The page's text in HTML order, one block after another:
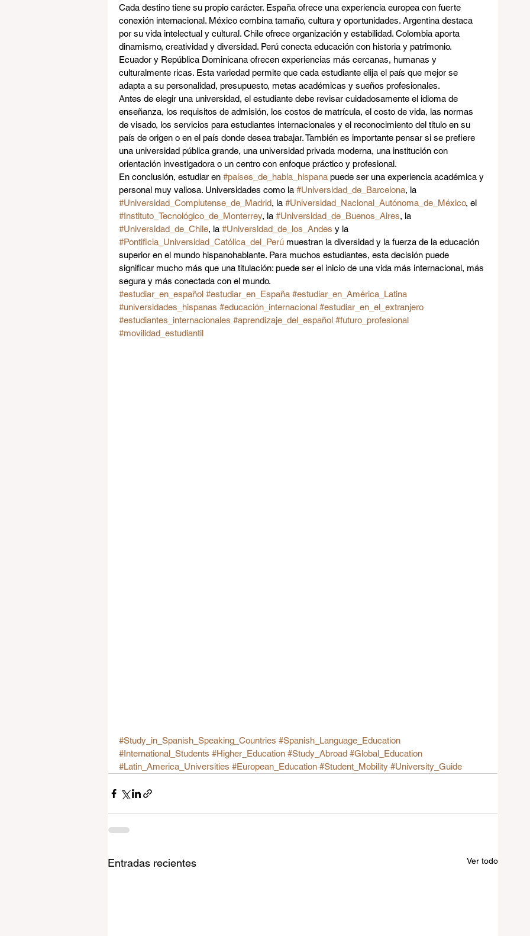
Cada destino tiene su propio carácter. España ofrece una experiencia europea con fuerte
conexión internacional. México combina tamaño, cultura y oportunidades. Argentina destaca
por su vida intelectual y cultural. Chile ofrece organización y estabilidad. Colombia aporta
dinamismo, creatividad y diversidad. Perú conecta educación con historia y patrimonio.
Ecuador y República Dominicana ofrecen experiencias más cercanas, humanas y
culturalmente ricas. Esta variedad permite que cada estudiante elija el país que mejor se
adapta a su personalidad, presupuesto, metas académicas y sueños profesionales.
Antes de elegir una universidad, el estudiante debe revisar cuidadosamente el idioma de
enseñanza, los requisitos de admisión, los costos de matrícula, el costo de vida, las normas
de visado, los servicios para estudiantes internacionales y el reconocimiento del título en su
país de origen o en el país donde desea trabajar. También es importante pensar si se prefiere
una universidad pública grande, una universidad privada moderna, una institución con
orientación investigadora o un centro con enfoque práctico y profesional.
En conclusión, estudiar en #países_de_habla_hispana puede ser una experiencia académica y
personal muy valiosa. Universidades como la #Universidad_de_Barcelona, la
#Universidad_Complutense_de_Madrid, la #Universidad_Nacional_Autónoma_de_México, el
#Instituto_Tecnológico_de_Monterrey, la #Universidad_de_Buenos_Aires, la
#Universidad_de_Chile, la #Universidad_de_los_Andes y la
#Pontificia_Universidad_Católica_del_Perú muestran la diversidad y la fuerza de la educación
superior en el mundo hispanohablante. Para muchos estudiantes, esta decisión puede
significar mucho más que una titulación: puede ser el inicio de una vida más internacional, más
segura y más conectada con el mundo.
#estudiar_en_español #estudiar_en_España #estudiar_en_América_Latina
#universidades_hispanas #educación_internacional #estudiar_en_el_extranjero
#estudiantes_internacionales #aprendizaje_del_español #futuro_profesional
#movilidad_estudiantil
#Study_in_Spanish_Speaking_Countries #Spanish_Language_Education
#International_Students #Higher_Education #Study_Abroad #Global_Education
#Latin_America_Universities #European_Education #Student_Mobility #University_Guide
Entradas recientes Ver todo